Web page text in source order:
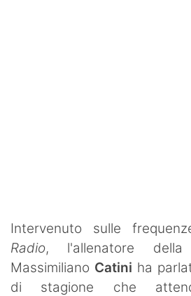
Intervenuto sulle
Radio, l'allenatore
Massimiliano Catini ha
di stagione che